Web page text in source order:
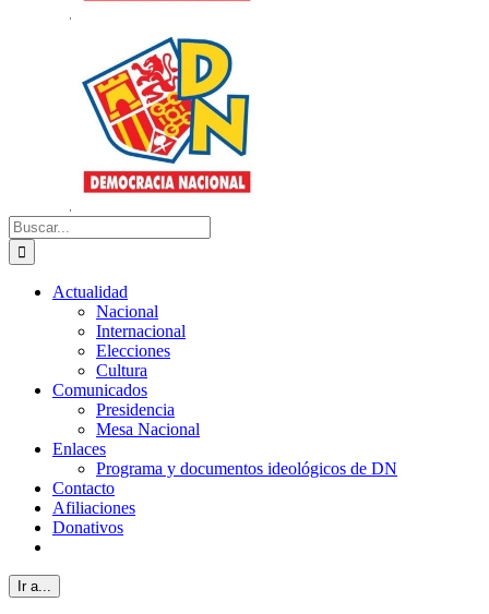
Buscar:
Actualidad
Nacional
Internacional
Elecciones
Cultura
Comunicados
Presidencia
Mesa Nacional
Enlaces
Programa y documentos ideológicos de DN
Contacto
Afiliaciones
Donativos
Ir a...